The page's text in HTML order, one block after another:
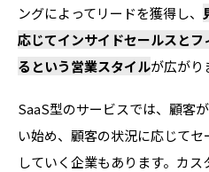
ングによってリードを獲得し、
応じてインサイドセールスと
るという営業スタイルが広がり
SaaS型のサービスでは、顧客
い始め、顧客の状況に応じて
していく企業もあります。カ